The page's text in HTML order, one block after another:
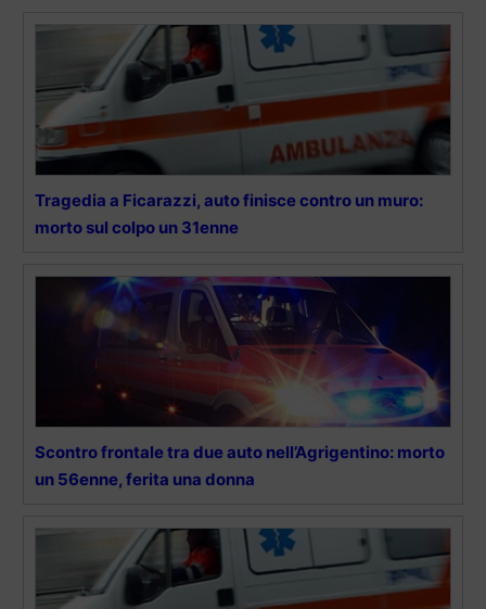
Tragedia a Ficarazzi, auto finisce contro un muro:
morto sul colpo un 31enne
Scontro frontale tra due auto nell’Agrigentino: morto
un 56enne, ferita una donna